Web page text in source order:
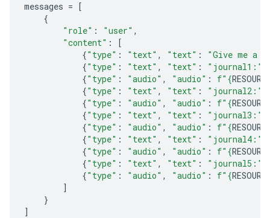
messages = [
{
"role" : "user" ,
"content" :
[
{"type" : "text" , "text" :
"Give me a
{"type" : "text" , "text" : "journal1:"
{"type" : "audio" , "audio" : f" {
{"type" : "text" , "text" : "journal2:"
{"type" : "audio" , "audio" : f" {
{"type" : "text" , "text" : "journal3:"
{"type" : "audio" , "audio" : f" {
{"type" : "text" , "text" : "journal4:"
{"type" : "audio" , "audio" : f" {
{"type" : "text" , "text" : "journal5:"
{"type" : "audio" , "audio" : f" {
]
}
]